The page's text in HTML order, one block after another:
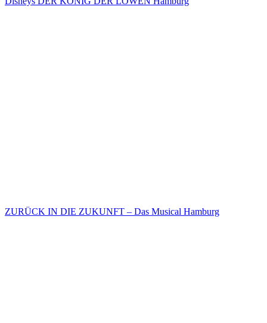
ZURÜCK IN DIE ZUKUNFT – Das Musical Hamburg